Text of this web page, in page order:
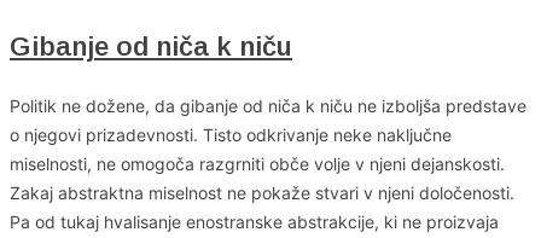
Gibanje od niča k niču
Politik ne dožene, da gibanje od niča k niču ne izboljša predstave
o njegovi prizadevnosti. Tisto odkrivanje neke naključne
miselnosti, ne omogoča razgrniti obče volje v njeni dejanskosti.
Zakaj abstraktna miselnost ne pokaže stvari v njeni določenosti.
Pa od tukaj hvalisanje enostranske abstrakcije, ki ne proizvaja